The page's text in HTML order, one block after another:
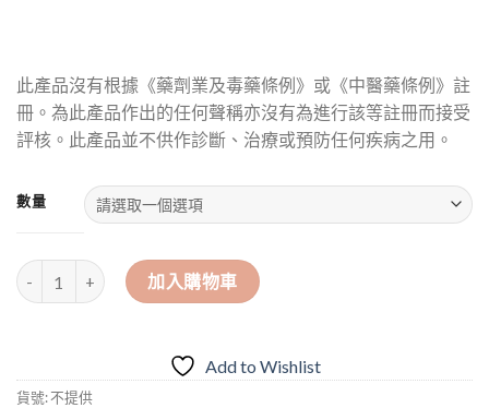
此產品沒有根據《藥劑業及毒藥條例》或《中醫藥條例》註
冊。為此產品作出的任何聲稱亦沒有為進行該等註冊而接受
評核。此產品並不供作診斷、治療或預防任何疾病之用。
數量
草姬 蟲草 - 第四代CS4膠囊 (保腎＋保肝加強版) - 每盒60粒 數量
加入購物車
Add to Wishlist
貨號:不提供